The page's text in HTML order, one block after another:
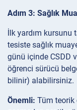
Adım 3: Sağlık
İlk yardım kursunu
tesiste sağlık
günü içinde CSDD
öğrenci sürücü
bilinir) alabilirsiniz.
Önemli: Tüm teorik